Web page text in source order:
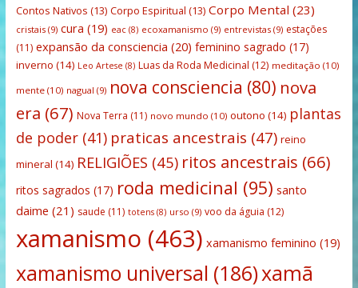
Contos Nativos (13) Corpo Espiritual (13) Corpo Mental (23)
cristais(9) cura (19) eac(8) ecoxamanismo (9) entrevistas(9) estações
(11) expansão da consciencia (20) feminino sagrado (17)
inverno (14) Leo Artese (8) Luas da Roda Medicinal (12) meditação (10)
mente(10) nagual (9) nova consciencia (80) nova
era (67) Nova Terra (11) novo mundo (10) outono (14) plantas
de poder(41) praticas ancestrais (47) reino
mineral (14) RELIGIÕES (45) ritos ancestrais (66)
ritos sagrados (17) roda medicinal (95) santo
daime (21) saude (11) totens(8) urso (9) voo da águia (12)
xamanismo (463) xamanismo feminino (19)
xamanismo universal (186)xamã